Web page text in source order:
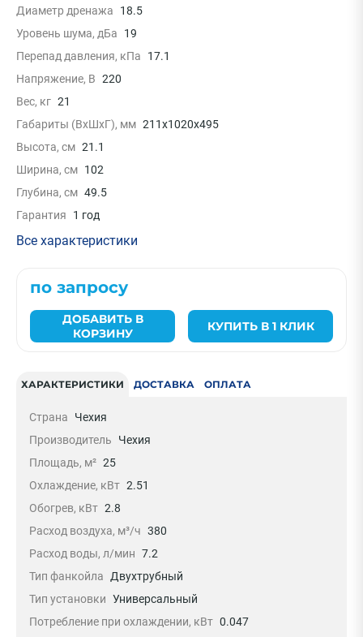
Диаметр дренажа
18.5
Уровень шума, дБа
19
Перепад давления, кПа
17.1
Напряжение, В 220
Вес, кг 21
Габариты (ВxШxГ), мм 211x1020x495
Высота, см 21.1
Ширина, см 102
Глубина, см 49.5
Гарантия
1 год
Все характеристики
по запросу
ДОБАВИТЬ В
КОРЗИНУ
КУПИТЬ В 1 КЛИК
ХАРАКТЕРИСТИКИ ДОСТАВКА ОПЛАТА
Страна
Чехия
Производитель
Чехия
Площадь, м² 25
Охлаждение, кВт 2.51
Обогрев, кВт 2.8
Расход воздуха, м³/ч 380
Расход воды, л/мин 7.2
Тип фанкойла
Двухтрубный
Тип установки Универсальный
Потребление при охлаждении, кВт 0.047